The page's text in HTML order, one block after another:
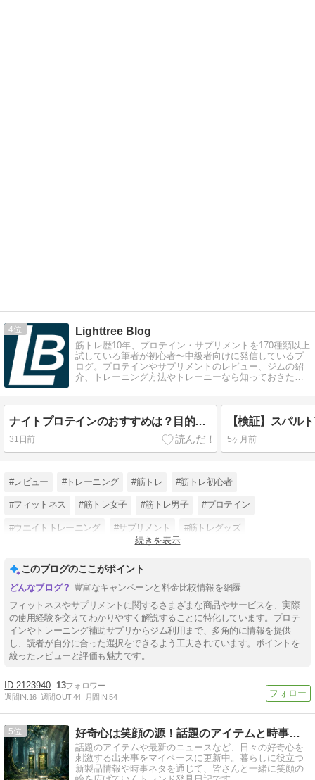
4 Lighttree Blog
筋トレ歴10年、プロテイン・サプリメントを170種類以上
試している筆者が初心者〜中級者向けに発信しているブ
ログ。プロテインやサプリメントのレビュー、ジムの紹
介、トレーニング方法やトレーニーなら知っておきたい
ナイトプロテインのおすすめは？目的別サプリの選び方を徹底解説
31日前 5ヶ月前
#レビュー #トレーニング #筋トレ #筋トレ初心者
#フィットネス #筋トレ女子 #筋トレ男子 #プロテイン
#ウエイトトレーニング #サプリメント #筋トレグッズ
続きを表示
このブログのここがポイント
豊富なキャンペーンと料金比較情報を網羅
フィットネスやサプリメントに関するさまざまな商品やサービスを、実際
の使用経験を交えてわかりやすく解説することに特化しています。プロテ
インやトレーニング補助サプリからジム利用まで、多角的に情報を提供
し、読者が自分に合った選択をできるよう工夫されています。ポイントを
絞ったレビューと評価も魅力です。
2123940 13
週間IN:16 週間OUT:44 月間IN:54
5 好奇心は笑顔の源！話題のアイテムと時事ネタ日記
話題のアイテムや最新のニュースなど、日々の好奇心を
刺激する出来事をマイペースに更新中。暮らしに役立つ
新製品情報や時事ネタを通じて、皆さんと一緒に笑顔の